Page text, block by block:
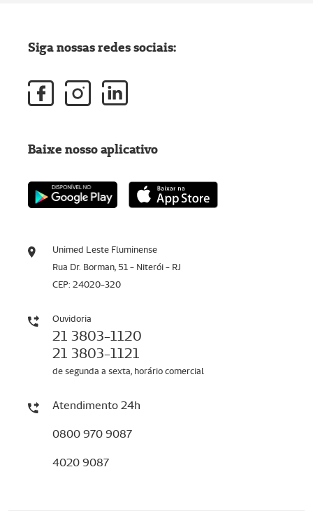
Unimed Leste Fluminense
Rua Dr. Borman, 51 - Niterói - RJ
CEP: 24020-320
Ouvidoria
21 3803-1120
21 3803-1121
de segunda a sexta, horário comercial
Atendimento 24h
0800 970 9087
4020 9087
Siga nossas redes sociais:
Baixe nosso aplicativo